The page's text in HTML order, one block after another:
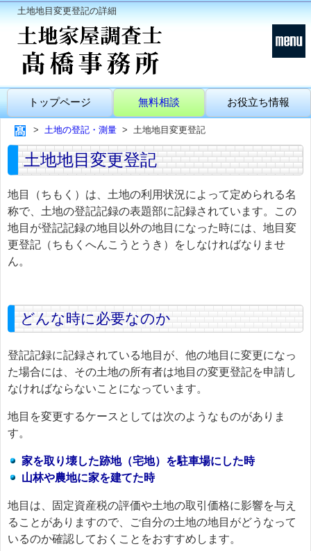
土地地目変更登記の詳細
トップページ 無料相談 お役立ち情報
土地の登記・測量 土地地目変更登記
土地地目変更登記
地目（ちもく）は、土地の利用状況によって定められる名
称で、土地の登記記録の表題部に記録されています。この
地目が登記記録の地目以外の地目になった時には、地目変
更登記（ちもくへんこうとうき）をしなければなりませ
ん。
どんな時に必要なのか
登記記録に記録されている地目が、他の地目に変更になっ
た場合には、その土地の所有者は地目の変更登記を申請し
なければならないことになっています。
地目を変更するケースとしては次のようなものがありま
す。
家を取り壊した跡地（宅地）を駐車場にした時
山林や農地に家を建てた時
地目は、固定資産税の評価や土地の取引価格に影響を与え
ることがありますので、ご自分の土地の地目がどうなって
いるのか確認しておくことをおすすめします。